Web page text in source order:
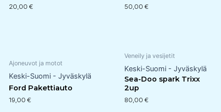
20,00 € 50,00 €
Ajoneuvot ja motot
Keski-Suomi - Jyväskylä
Ford Pakettiauto
19,00 €
Veneily ja vesijetit
Keski-Suomi - Jyväskylä
Sea-Doo spark Trixx
2up
80,00 €